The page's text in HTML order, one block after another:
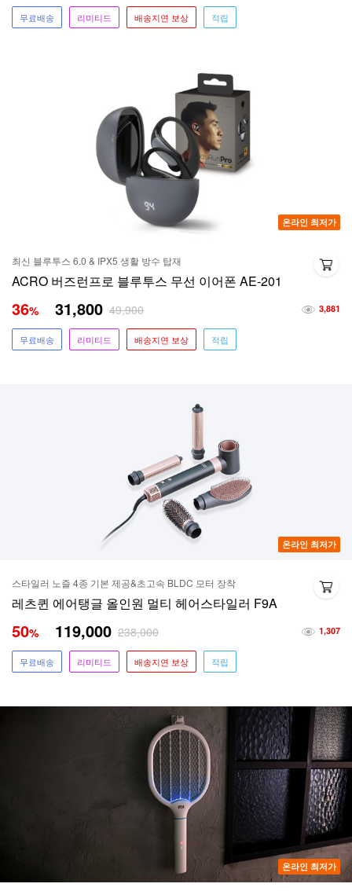
무료배송 리미티드 배송지연 보상 적립
온라인 최저가
최신 블루투스 6.0 & IPX5 생활 방수 탑재
ACRO 버즈런프로 블루투스 무선 이어폰 AE-201
3,881
36% 31,800 49,900
무료배송 리미티드 배송지연 보상 적립
온라인 최저가
스타일러 노즐 4종 기본 제공&초고속 BLDC 모터 장착
레츠퀸 에어탱글 올인원 멀티 헤어스타일러 F9A
1,307
50% 119,000 238,000
무료배송 리미티드 배송지연 보상 적립
온라인 최저가